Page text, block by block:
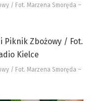
/ Fot. Marzena Smoręda –
/ Fot. Marzena Smoręda –